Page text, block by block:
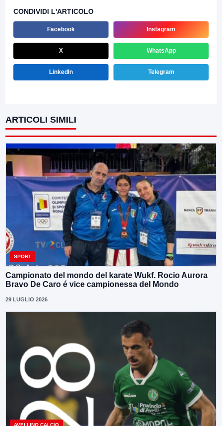
CONDIVIDI L'ARTICOLO
Facebook Instagram
X WhatsApp
LinkedIn Telegram
ARTICOLI SIMILI
SPORT
Campionato del mondo del karate Wukf. Rocio Aurora
Bravo De Caro é vice campionessa del Mondo
29 LUGLIO 2026